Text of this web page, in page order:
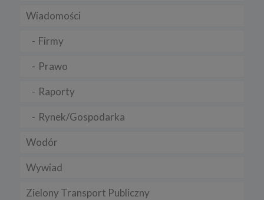
Wiadomości
Firmy
Prawo
Raporty
Rynek/Gospodarka
Wodór
Wywiad
Zielony Transport Publiczny